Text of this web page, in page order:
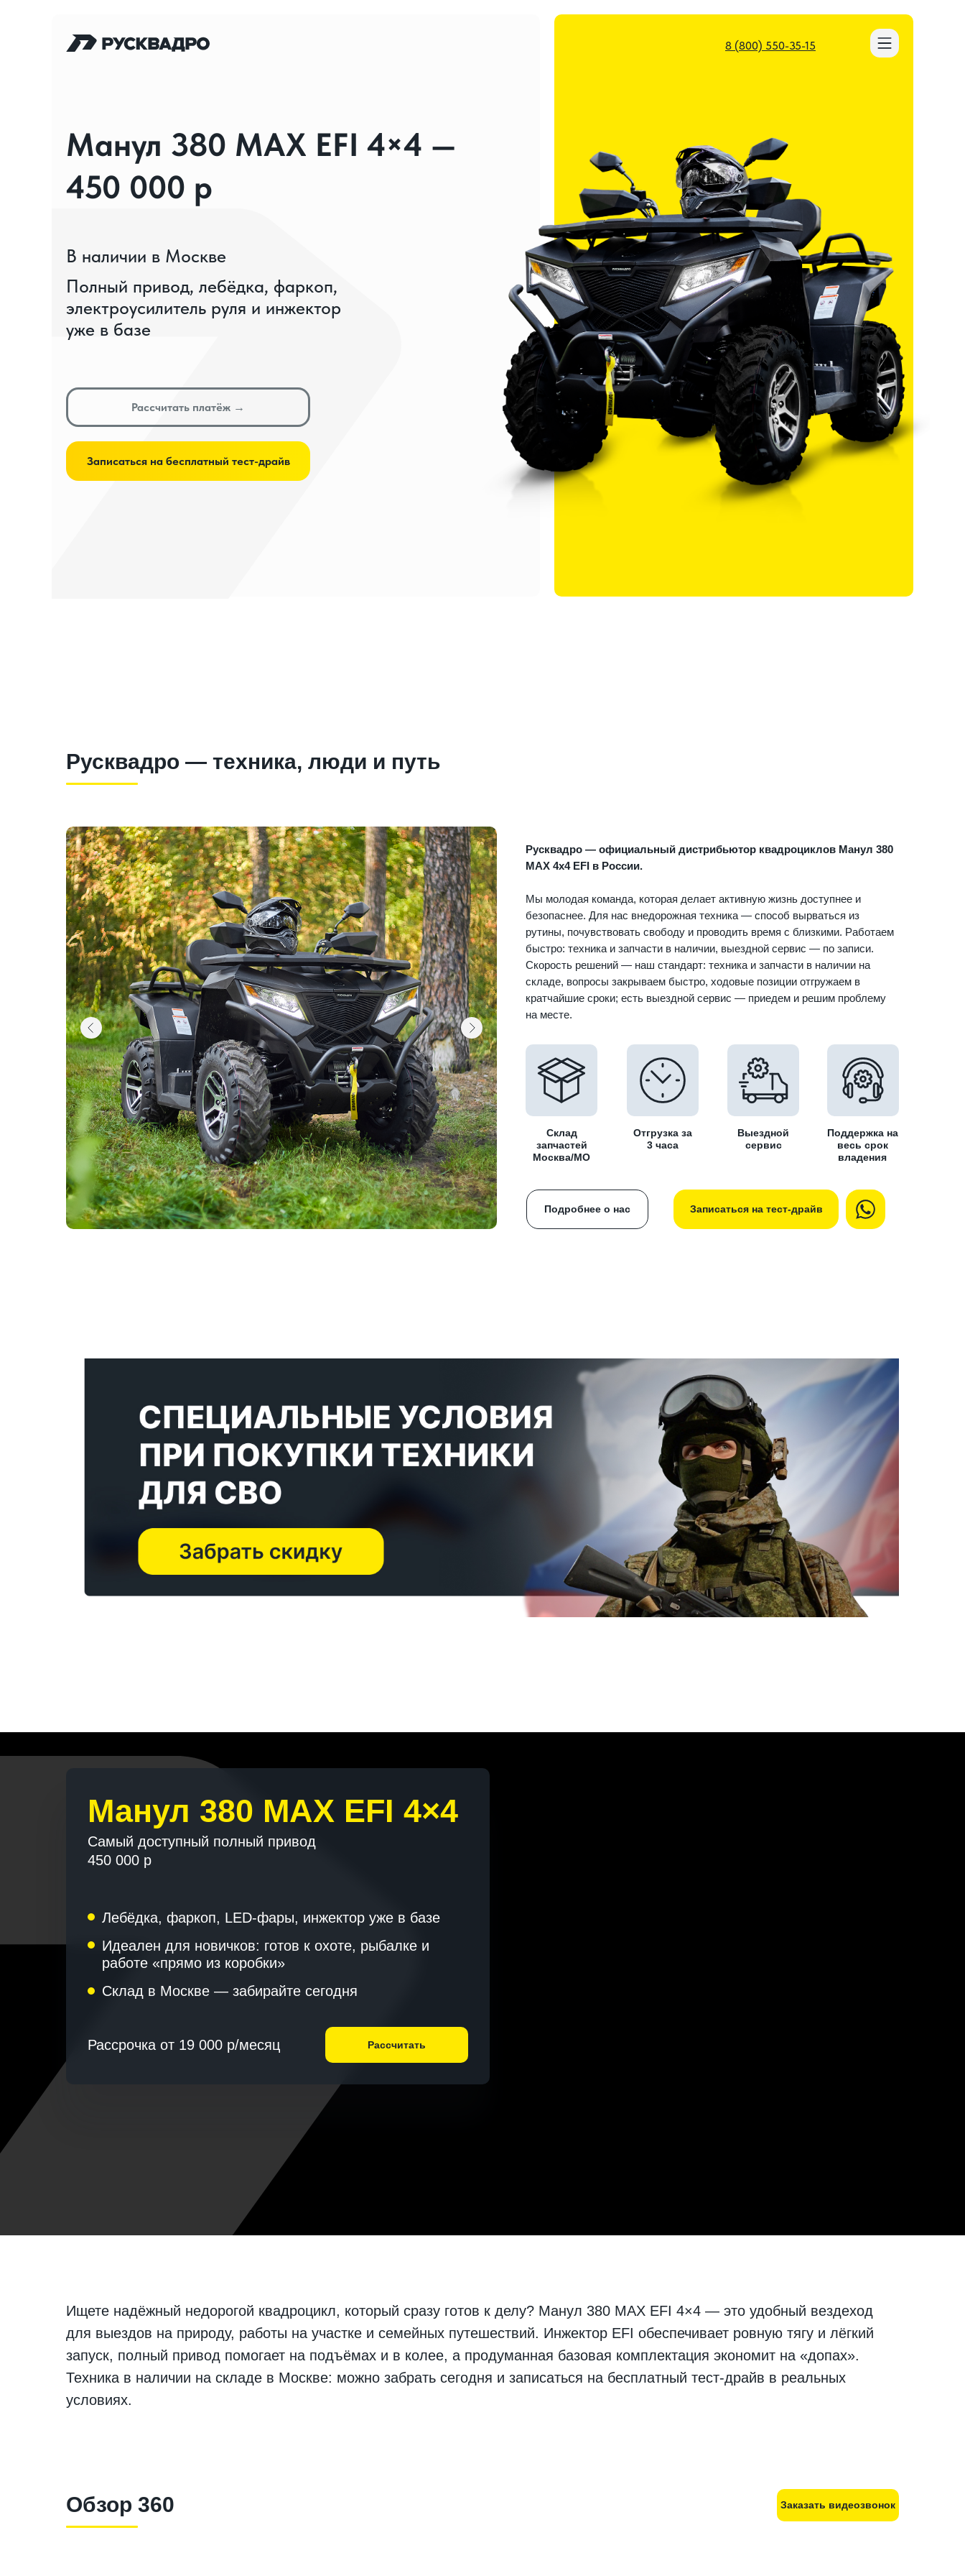
Манул 380 MAX EFI 4×4 —
450 000 р
Полный привод, лебёдка, фаркоп,
электроусилитель руля и инжектор
уже в базе
В наличии в Москве
Записаться на бесплатный тест-драйв
Рассчитать платёж →
8 (800) 550-35-15
Русквадро — техника, люди и путь
Подробнее о нас Записаться на тест-драйв
Русквадро — официальный дистрибьютор квадроциклов Манул 380
MAX 4х4 EFI в России.
Мы молодая команда, которая делает активную жизнь доступнее и
безопаснее. Для нас внедорожная техника — способ вырваться из
рутины, почувствовать свободу и проводить время с близкими. Работаем
быстро: техника и запчасти в наличии, выездной сервис — по записи.
Скорость решений — наш стандарт: техника и запчасти в наличии на
складе, вопросы закрываем быстро, ходовые позиции отгружаем в
кратчайшие сроки; есть выездной сервис — приедем и решим проблему
на месте.
Склад
запчастей
Москва/МО
Отгрузка за
3 часа
Выездной
сервис
Поддержка на
весь срок
владения
Манул 380 MAX EFI 4×4
Самый доступный полный привод
450 000 р
Лебёдка, фаркоп, LED-фары, инжектор уже в базе
Идеален для новичков: готов к охоте, рыбалке и
работе «прямо из коробки»
Рассрочка от 19 000 р/месяц
Склад в Москве — забирайте сегодня
Рассчитать
Ищете надёжный недорогой квадроцикл, который сразу готов к делу? Манул 380 MAX EFI 4×4 — это удобный вездеход
для выездов на природу, работы на участке и семейных путешествий. Инжектор EFI обеспечивает ровную тягу и лёгкий
запуск, полный привод помогает на подъёмах и в колее, а продуманная базовая комплектация экономит на «допах».
Техника в наличии на складе в Москве: можно забрать сегодня и записаться на бесплатный тест-драйв в реальных
условиях.
Обзор 360 Заказать видеозвонок